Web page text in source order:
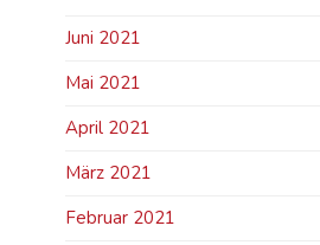
Juni 2021
Mai 2021
April 2021
März 2021
Februar 2021